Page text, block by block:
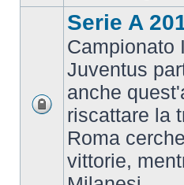
Serie A
Campionato
Juventus
anche
riscattare la
Roma
vittorie,